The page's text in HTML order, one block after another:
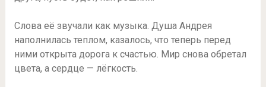
Слова её звучали как музыка. Душа Андрея
наполнилась теплом, казалось, что теперь перед
ними открыта дорога к счастью. Мир снова обретал
цвета, а сердце — лёгкость.